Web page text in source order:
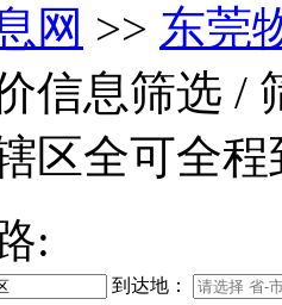
网 >> 东莞
信息筛选 /
区全可全程
:
到达地：